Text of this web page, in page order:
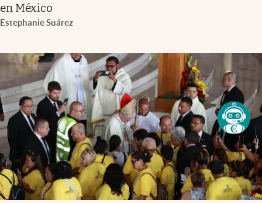
en México
Estephanie Suárez